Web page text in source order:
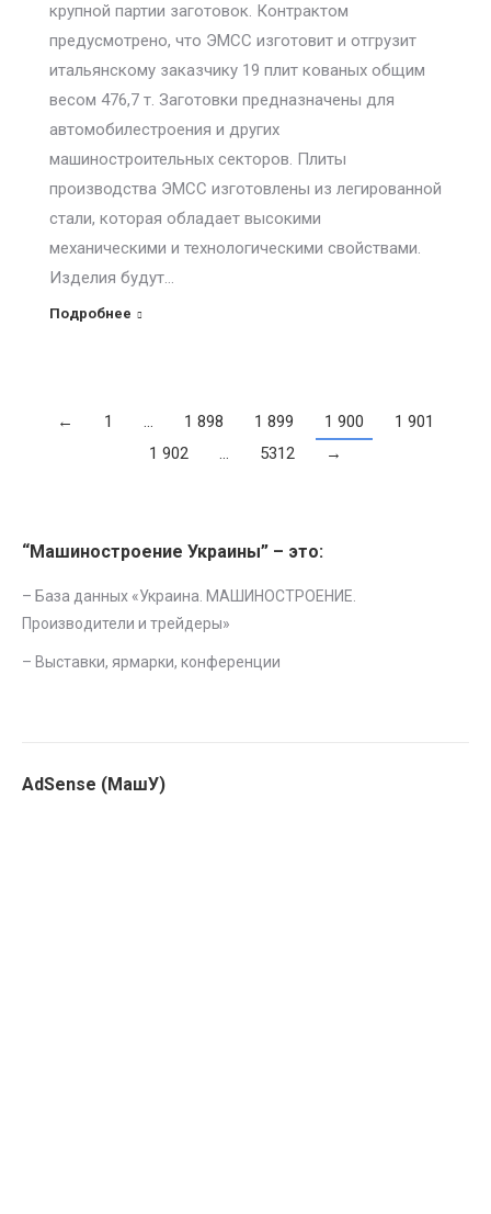
крупной партии заготовок. Контрактом
предусмотрено, что ЭМСС изготовит и отгрузит
итальянскому заказчику 19 плит кованых общим
весом 476,7 т. Заготовки предназначены для
автомобилестроения и других
машиностроительных секторов. Плиты
производства ЭМСС изготовлены из легированной
стали, которая обладает высокими
механическими и технологическими свойствами.
Изделия будут…
Подробнее
← 1 … 1 898 1 899 1 900
1 901
1 902
… 5312 →
“Машиностроение Украины” – это:
– База данных «Украина. МАШИНОСТРОЕНИЕ.
Производители и трейдеры»
– Выставки, ярмарки, конференции
AdSense (МашУ)